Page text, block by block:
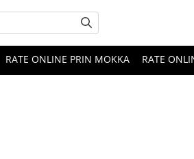
RATE ONLINE PRIN MOKKA RATE